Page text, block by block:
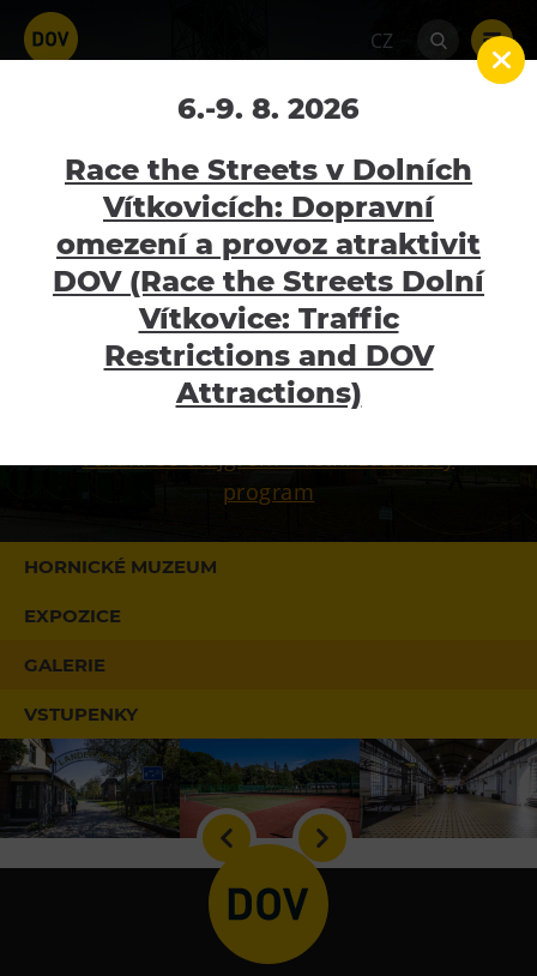
CZ
Galerie
Home Hornické muzeum
Landek park
galerie
MOMENTÁLNĚ ZAVŘENO
pondělí - neděle - 9:00 - 18:00
Informace na tel. 602 532 414. Adresa: Pod
Landekem 64, 725 29 Ostrava – Petřkovice
Fárání se štajgrem – letní zážitkový
program
Atraktivity
Bolt Tower
Velký svět techniky
Malý svět techniky U6
Gong
Heligonka
HopJump
Fajna Dilna
FUTUREUM
Prohlídky
Dolní Vítkovice
Hornické muzeum
HORNICKÉ MUZEUM
EXPOZICE
GALERIE
VSTUPENKY
6.-9. 8. 2026
Race the Streets v Dolních
Vítkovicích: Dopravní
omezení a provoz atraktivit
DOV (Race the Streets Dolní
Vítkovice: Traffic
Restrictions and DOV
Attractions)